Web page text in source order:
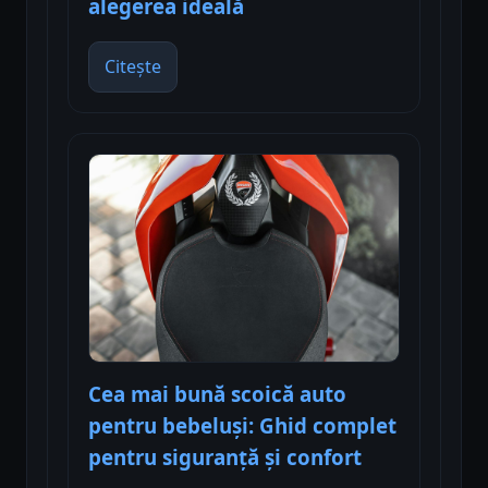
alegerea ideală
Citește
Cea mai bună scoică auto
pentru bebeluși: Ghid complet
pentru siguranță și confort